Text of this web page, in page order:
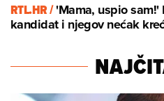
RTL.HR /'Mama, uspio
kandidat i njegov nećak